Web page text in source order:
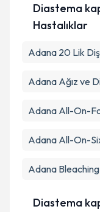
Diastema
Hastalıklar
Adana 20 Lik
Adana Ağız ve
Adana All-On-
Adana All-On-
Adana Bleaching
Diastema